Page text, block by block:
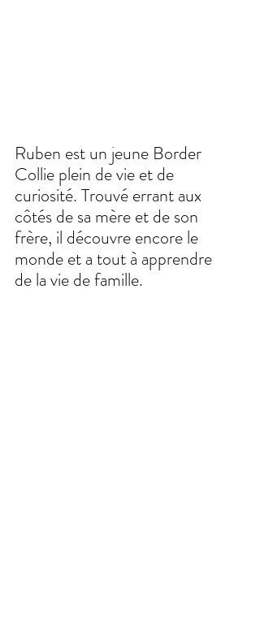
Ruben est un jeune Border
Collie plein de vie et de
curiosité. Trouvé errant aux
côtés de sa mère et de son
frère, il découvre encore le
monde et a tout à apprendre
de la vie de famille.